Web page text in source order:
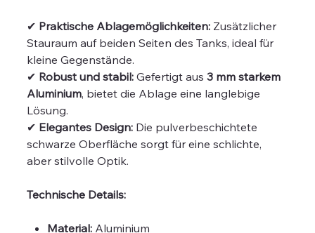
✔ Praktische Ablagemöglichkeiten: Zusätzlicher
Stauraum auf beiden Seiten des Tanks, ideal für
kleine Gegenstände.
✔ Robust und stabil: Gefertigt aus3 mm starkem
Aluminium, bietet die Ablage eine langlebige
Lösung.
✔ Elegantes Design: Die pulverbeschichtete
schwarze Oberfläche sorgt für eine schlichte,
aber stilvolle Optik.
Technische Details:
Material: Aluminium